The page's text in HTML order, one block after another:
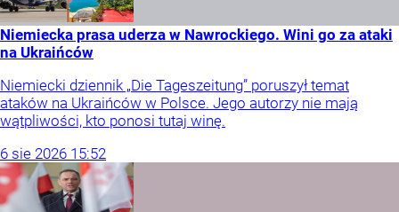
Niemiecka prasa uderza w Nawrockiego. Wini go za ataki
na Ukraińców
Niemiecki dziennik „Die Tageszeitung” poruszył temat
ataków na Ukraińców w Polsce. Jego autorzy nie mają
wątpliwości, kto ponosi tutaj winę.
6 sie 2026 15:52